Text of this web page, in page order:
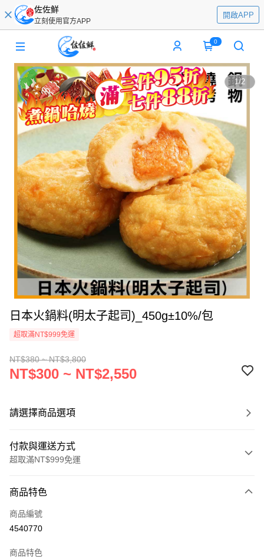
佐佐鮮
立刻使用官方APP
開啟APP
0
1/2
日本火鍋料(明太子起司)_450g±10%/包
超取滿NT$999免運
NT$380 ~ NT$3,800
NT$300 ~ NT$2,550
請選擇商品選項
付款與運送方式
超取滿NT$999免運
信用卡一次付款
信用卡分期付款
商品特色
商品編號
4540770
商品特色